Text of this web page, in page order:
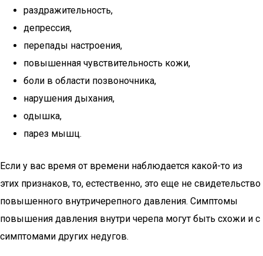
раздражительность,
депрессия,
перепады настроения,
повышенная чувствительность кожи,
боли в области позвоночника,
нарушения дыхания,
одышка,
парез мышц.
Если у вас время от времени наблюдается какой-то из
этих признаков, то, естественно, это еще не свидетельство
повышенного внутричерепного давления. Симптомы
повышения давления внутри черепа могут быть схожи и с
симптомами других недугов.